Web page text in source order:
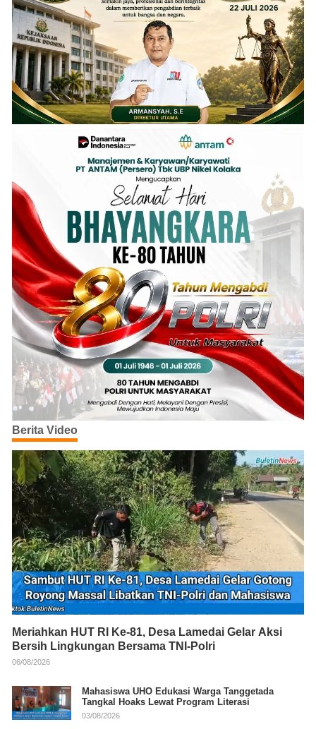
Berita Video
Meriahkan HUT RI Ke-81, Desa Lamedai Gelar Aksi
Bersih Lingkungan Bersama TNI-Polri
06/08/2026
Mahasiswa UHO Edukasi Warga Tanggetada
Tangkal Hoaks Lewat Program Literasi
03/08/2026